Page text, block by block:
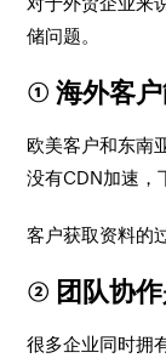
储问题。
① 海外客
欧美客户和东南
没有CDN加速，
客户获取资料的
② 团队协
很多企业同时拥